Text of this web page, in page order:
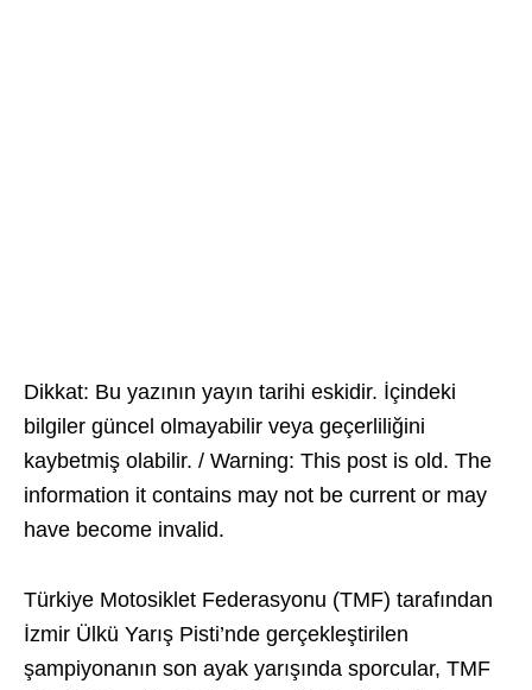
Dikkat: Bu yazının yayın tarihi eskidir. İçindeki
bilgiler güncel olmayabilir veya geçerliliğini
kaybetmiş olabilir. / Warning: This post is old. The
information it contains may not be current or may
have become invalid.
Türkiye Motosiklet Federasyonu (TMF) tarafından
İzmir Ülkü Yarış Pisti’nde gerçekleştirilen
şampiyonanın son ayak yarışında sporcular, TMF